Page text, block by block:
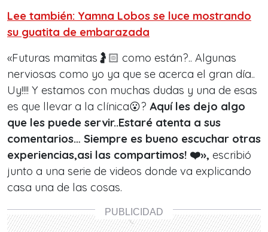
Lee también: Yamna Lobos se luce mostrando
su guatita de embarazada
«Futuras mamitas🤰🏻 como están?.. Algunas
nerviosas como yo ya que se acerca el gran día..
Uy!!!! Y estamos con muchas dudas y una de esas
es que llevar a la clínica😮? Aquí les dejo algo
que les puede servir..Estaré atenta a sus
comentarios… Siempre es bueno escuchar otras
experiencias,asi las compartimos! ❤️», escribió
junto a una serie de videos donde va explicando
casa una de las cosas.